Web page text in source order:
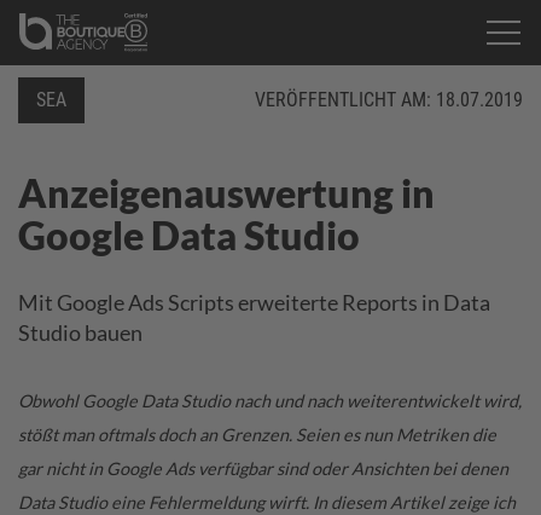
Anzeigenauswertung in
Google Data Studio
SEA VERÖFFENTLICHT AM: 18.07.2019
Mit Google Ads Scripts erweiterte Reports in Data
Studio bauen
Obwohl Google Data Studio nach und nach weiterentwickelt wird,
stößt man oftmals doch an Grenzen. Seien es nun Metriken die
gar nicht in Google Ads verfügbar sind oder Ansichten bei denen
Data Studio eine Fehlermeldung wirft. In diesem Artikel zeige ich